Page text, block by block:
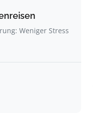
Weniger Stress